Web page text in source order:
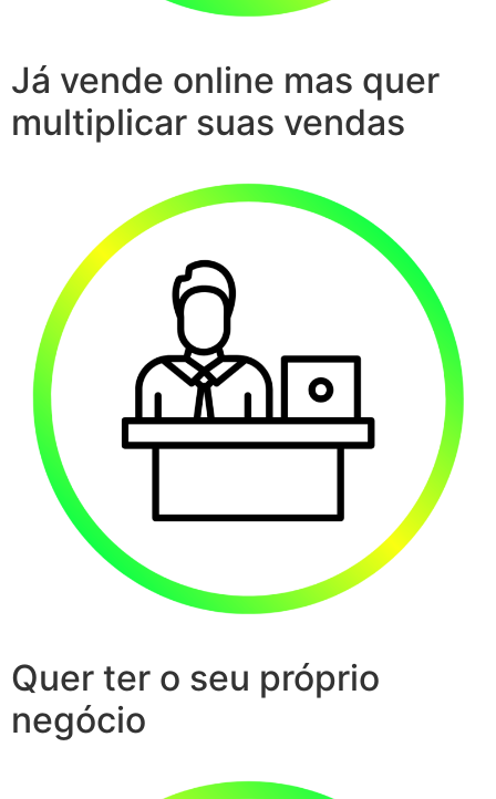
Já vende online mas quer
multiplicar suas vendas
Quer ter o seu próprio
negócio